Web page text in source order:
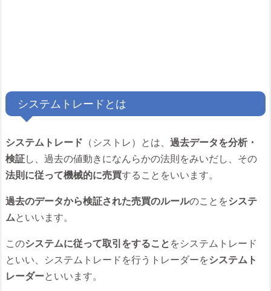
システムトレードとは
システムトレード （シストレ）とは、 過去データを分析・
検証し、過去の値動きになんらかの法則をみいだし、その
法則に従って機械的に売買することをいいます。
過去のデータから検証された売買のルールのことをシステ
ムといいます。
このシステムに従って取引をすること をシステムトレード
といい、システムトレードを行うトレーダーをシステムト
レーダーといいます。